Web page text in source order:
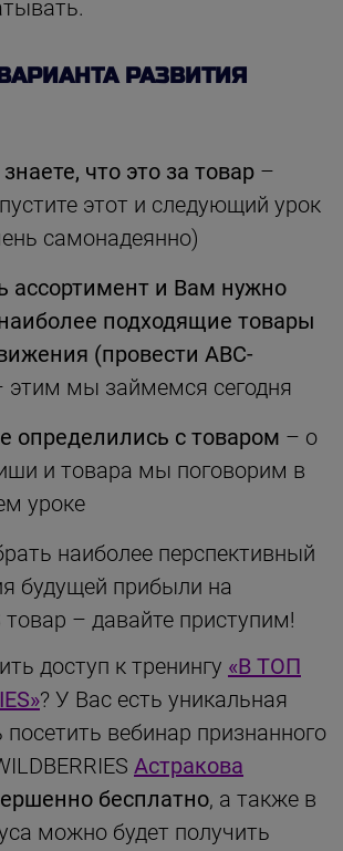
РАЗВИТИЯ
что это за товар –
этот и следующий урок
самонадеянно)
ассортимент и Вам нужно
подходящие товары
(провести АВС-
этим мы займемся сегодня
определились с товаром – о
и товара мы поговорим в
уроке
наиболее перспективный
будущей прибыли на
товар – давайте приступим!
доступ к тренингу «В ТОП
? У Вас есть уникальная
вебинар признанного
Астракова
бесплатно, а также в
можно будет получить